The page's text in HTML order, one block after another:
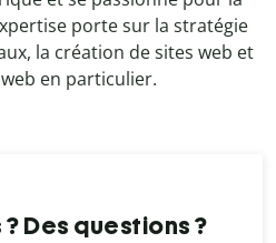
porte sur la stratégie
la création de sites web et
en particulier.
Des questions ?